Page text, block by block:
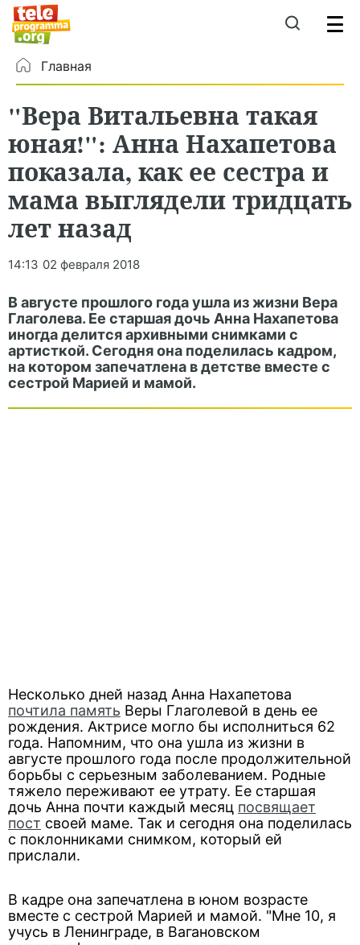
Главная
"Вера Витальевна такая
юная!": Анна Нахапетова
показала, как ее сестра и
мама выглядели тридцать
лет назад
14:13 02 февраля 2018
В августе прошлого года ушла из жизни Вера
Глаголева. Ее старшая дочь Анна Нахапетова
иногда делится архивными снимками с
артисткой. Сегодня она поделилась кадром,
на котором запечатлена в детстве вместе с
сестрой Марией и мамой.
Несколько дней назад Анна Нахапетова
почтила память Веры Глаголевой в день ее
рождения. Актрисе могло бы исполниться 62
года. Напомним, что она ушла из жизни в
августе прошлого года после продолжительной
борьбы с серьезным заболеванием. Родные
тяжело переживают ее утрату. Ее старшая
дочь Анна почти каждый месяц посвящает
пост своей маме. Так и сегодня она поделилась
с поклонниками снимком, который ей
прислали.
В кадре она запечатлена в юном возрасте
вместе с сестрой Марией и мамой. "Мне 10, я
учусь в Ленинграде, в Вагановском